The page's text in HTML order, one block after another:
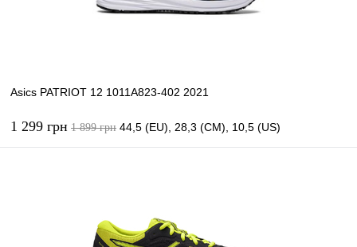
Asics PATRIOT 12 1011A823-402 2021
1 299 грн 1 899 грн 44,5 (EU), 28,3 (CM), 10,5 (US)
В наличии